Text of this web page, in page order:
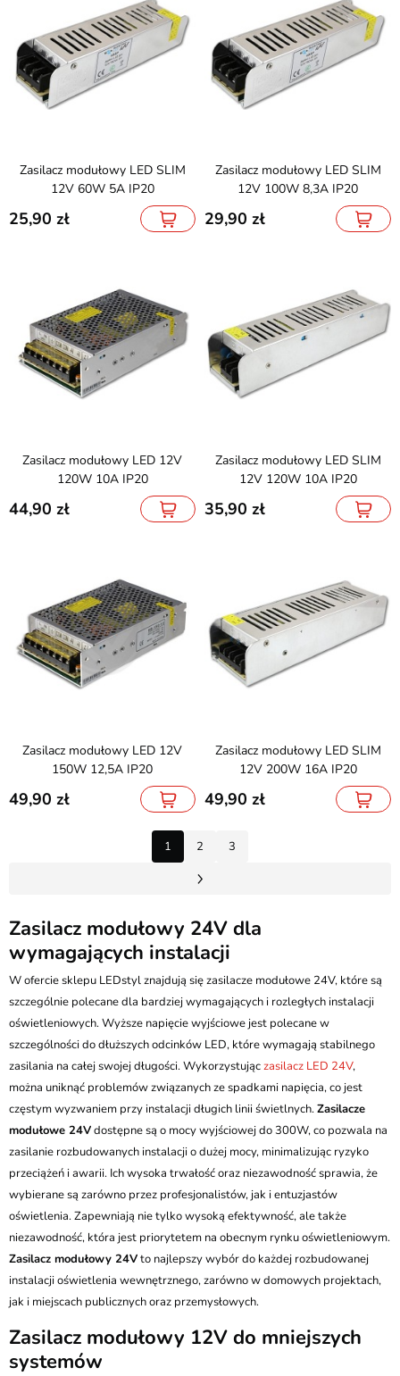
Zasilacz modułowy LED SLIM
12V 60W 5A IP20
25,90
Zasilacz modułowy LED SLIM
12V 100W 8,3A IP20
29,90
Zasilacz modułowy LED 12V
120W 10A IP20
44,90
Zasilacz modułowy LED SLIM
12V 120W 10A IP20
35,90
Zasilacz modułowy LED 12V
150W 12,5A IP20
49,90
Zasilacz modułowy LED SLIM
12V 200W 16A IP20
49,90
1 2 3
Zasilacz modułowy 24V dla
wymagających instalacji
W ofercie sklepu LEDstyl znajdują się zasilacze modułowe 24V, które są
szczególnie polecane dla bardziej wymagających i rozległych instalacji
oświetleniowych. Wyższe napięcie wyjściowe jest polecane w
szczególności do dłuższych odcinków LED, które wymagają stabilnego
zasilania na całej swojej długości. Wykorzystujączasilacz LED 24V,
można uniknąć problemów związanych ze spadkami napięcia, co jest
częstym wyzwaniem przy instalacji długich linii świetlnych.Zasilacze
modułowe 24Vdostępne są o mocy wyjściowej do 300W, co pozwala na
zasilanie rozbudowanych instalacji o dużej mocy, minimalizując ryzyko
przeciążeń i awarii. Ich wysoka trwałość oraz niezawodność sprawia, że
wybierane są zarówno przez profesjonalistów, jak i entuzjastów
oświetlenia. Zapewniają nie tylko wysoką efektywność, ale także
niezawodność, która jest priorytetem na obecnym rynku oświetleniowym.
Zasilacz modułowy 24Vto najlepszy wybór do każdej rozbudowanej
instalacji oświetlenia wewnętrznego, zarówno w domowych projektach,
jak i miejscach publicznych oraz przemysłowych.
Zasilacz modułowy 12V do mniejszych
systemów